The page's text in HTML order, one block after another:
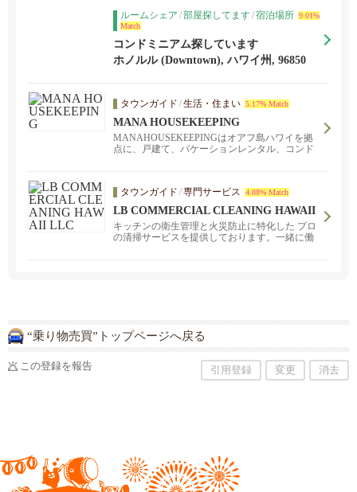
ルームシェア /部屋探してます/宿泊場所 9.01%
Match
コンドミニアム探しています
ホノルル (Downtown), ハワイ州, 96850
タウンガイド /生活・住まい 5.17% Match
MANA HOUSEKEEPING
MANAHOUSEKEEPINGはオアフ島ハワイを拠
点に、戸建て、バケーションレンタル、コンド
タウンガイド /専門サービス 4.88% Match
LB COMMERCIAL CLEANING HAWAII
LLC
キッチンの衛生管理と火災防止に特化した プロ
の清掃サービスを提供しております。一緒に働
“乗り物売買”トップページへ戻る
この登録を報告 引用登録 変更 消去